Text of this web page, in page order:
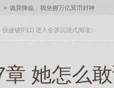
> 诡异降临，我坐拥万亿冥币封神
快捷键[F11] 进入全屏沉浸式阅读）
章 她怎么